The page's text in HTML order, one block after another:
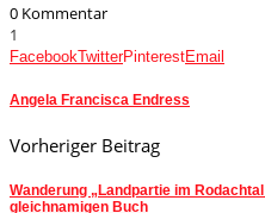
0 Kommentar
1
FacebookTwitterPinterestEmail
Angela Francisca Endress
Vorheriger Beitrag
Wanderung „Landpartie im
gleichnamigen Buch